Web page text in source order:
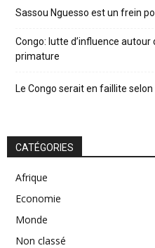
Sassou Nguesso est un frein
Congo: lutte d’influence
primature
Le Congo serait en faillite selon
CATÉGORIES
Afrique
Economie
Monde
Non classé